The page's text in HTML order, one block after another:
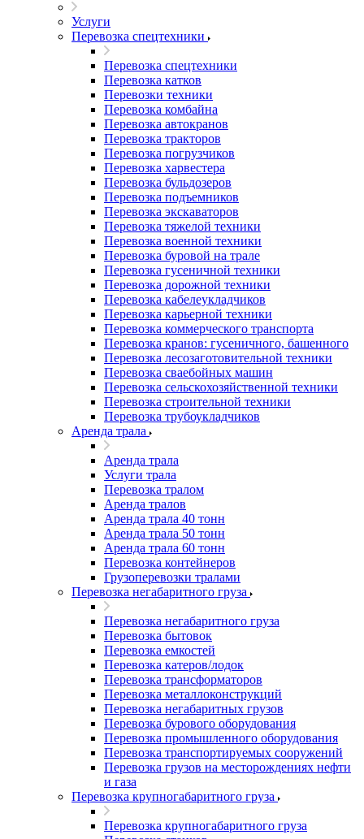
Услуги
Перевозка спецтехники
Перевозка спецтехники
Перевозка катков
Перевозки техники
Перевозка комбайна
Перевозка автокранов
Перевозка тракторов
Перевозка погрузчиков
Перевозка харвестера
Перевозка бульдозеров
Перевозка подъемников
Перевозка экскаваторов
Перевозка тяжелой техники
Перевозка военной техники
Перевозка буровой на трале
Перевозка гусеничной техники
Перевозка дорожной техники
Перевозка кабелеукладчиков
Перевозка карьерной техники
Перевозка коммерческого транспорта
Перевозка кранов: гусеничного, башенного
Перевозка лесозаготовительной техники
Перевозка сваебойных машин
Перевозка сельскохозяйственной техники
Перевозка строительной техники
Перевозка трубоукладчиков
Аренда трала
Аренда трала
Услуги трала
Перевозка тралом
Аренда тралов
Аренда трала 40 тонн
Аренда трала 50 тонн
Аренда трала 60 тонн
Перевозка контейнеров
Грузоперевозки тралами
Перевозка негабаритного груза
Перевозка негабаритного груза
Перевозка бытовок
Перевозка емкостей
Перевозка катеров/лодок
Перевозка трансформаторов
Перевозка металлоконструкций
Перевозка негабаритных грузов
Перевозка бурового оборудования
Перевозка промышленного оборудования
Перевозка транспортируемых сооружений
Перевозка грузов на месторождениях нефти
и газа
Перевозка крупногабаритного груза
Перевозка крупногабаритного груза